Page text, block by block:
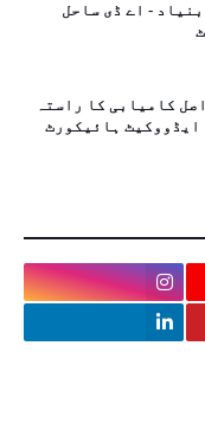
- اے ڈی ساحل
کامیابی کا راستہ
ایڈووکیٹ ہائیکورٹ